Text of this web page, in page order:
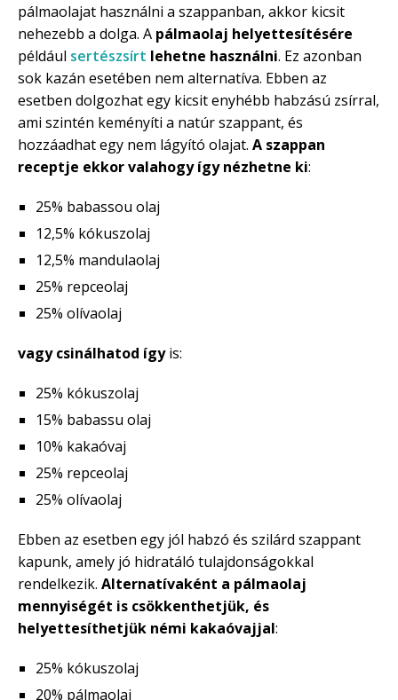
pálmaolajat használni a szappanban, akkor kicsit
nehezebb a dolga. A pálmaolaj helyettesítésére
például sertészsírt lehetne használni. Ez azonban
sok kazán esetében nem alternatíva. Ebben az
esetben dolgozhat egy kicsit enyhébb habzású zsírral,
ami szintén keményíti a natúr szappant, és
hozzáadhat egy nem lágyító olajat. A szappan
receptje ekkor valahogy így nézhetne ki:
25% babassou olaj
12,5% kókuszolaj
12,5% mandulaolaj
25% repceolaj
25% olívaolaj
vagy csinálhatod ígyis:
25% kókuszolaj
15% babassu olaj
10% kakaóvaj
25% repceolaj
25% olívaolaj
Ebben az esetben egy jól habzó és szilárd szappant
kapunk, amely jó hidratáló tulajdonságokkal
rendelkezik. Alternatívaként a pálmaolaj
mennyiségét is csökkenthetjük, és
helyettesíthetjük némi kakaóvajjal:
25% kókuszolaj
20% pálmaolaj